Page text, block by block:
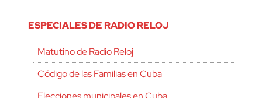
ESPECIALES DE RADIO RELOJ
Matutino de Radio Reloj
Código de las Familias en Cuba